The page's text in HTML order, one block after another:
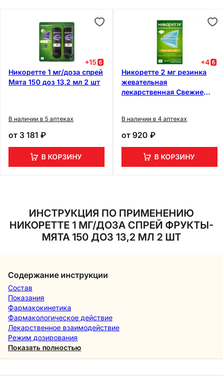
+15
Никоретте 1 мг/доза спрей
Мята 150 доз 13,2 мл 2 шт
В наличии в 5 аптеках
от 3 181 ₽
В КОРЗИНУ
+4
Никоретте 2 мг резинка
жевательная
лекарственная Свежие
В наличии в 4 аптеках
от 920 ₽
В КОРЗИНУ
ИНСТРУКЦИЯ ПО ПРИМЕНЕНИЮ
НИКОРЕТТЕ 1 МГ/ДОЗА СПРЕЙ ФРУКТЫ-
МЯТА 150 ДОЗ 13,2 МЛ 2 ШТ
Содержание инструкции
Состав
Показания
Фармакокинетика
Фармакологическое действие
Лекарственное взаимодействие
Режим дозирования
Показать полностью